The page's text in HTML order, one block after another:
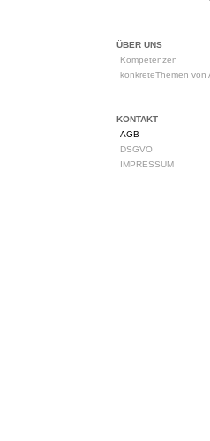
ÜBER UNS
Kompetenzen
konkreteThemen von
KONTAKT
AGB
DSGVO
IMPRESSUM